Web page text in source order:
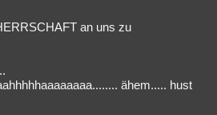
Technologie Ufologie
an uns zu
ähem..... hust